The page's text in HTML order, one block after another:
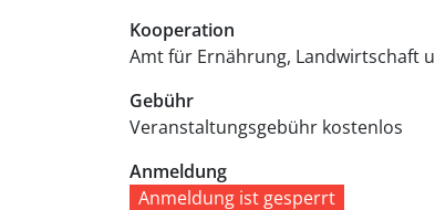
Kooperation
Amt für Ernährung, Landwirtschaft
Gebühr
Veranstaltungsgebühr kostenlos
Anmeldung
Anmeldung ist gesperrt